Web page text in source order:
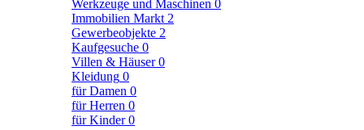
Werkzeuge und Maschinen 0
Immobilien Markt 2
Gewerbeobjekte 2
Kaufgesuche 0
Villen & Häuser0
Kleidung 0
für Damen 0
für Herren 0
für Kinder0